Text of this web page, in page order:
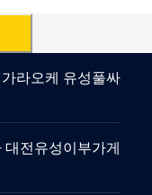
라오케 유성풀싸
전유성이부가게